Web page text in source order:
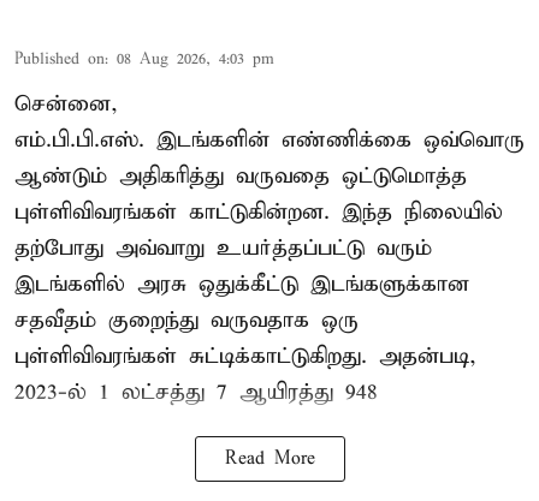
Published on: 08 Aug 2026, 4:03 pm
சென்னை,
எம்.பி.பி.எஸ். இடங்களின் எண்ணிக்கை ஒவ்வொரு
ஆண்டும் அதிகரித்து வருவதை ஒட்டுமொத்த
புள்ளிவிவரங்கள் காட்டுகின்றன. இந்த நிலையில்
தற்போது அவ்வாறு உயர்த்தப்பட்டு வரும்
இடங்களில் அரசு ஒதுக்கீட்டு இடங்களுக்கான
சதவீதம் குறைந்து வருவதாக ஒரு
புள்ளிவிவரங்கள் சுட்டிக்காட்டுகிறது. அதன்படி,
2023-ல் 1 லட்சத்து 7 ஆயிரத்து 948
Read More